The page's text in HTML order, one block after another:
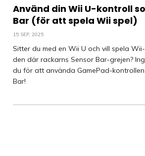
Använd din Wii U-kontroll
Bar (för att spela Wii spel)
15 SEP, 2025
Sitter du med en Wii U och vill spela
den där rackarns Sensor Bar-grejen?
du för att använda GamePad-
Bar!